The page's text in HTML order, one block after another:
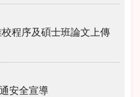
程序及碩士班論文上傳
安全宣導